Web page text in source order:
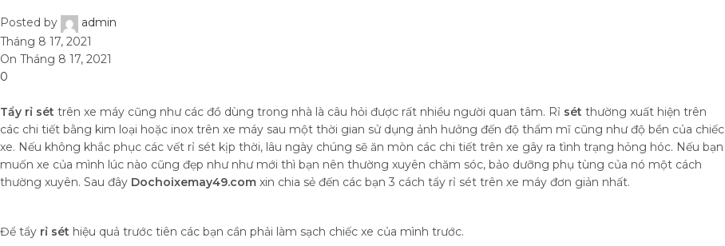
Posted by
admin
Tháng 8 17, 2021
On Tháng 8 17, 2021
0
Tẩy rỉ sét trên xe máy cũng như các đồ dùng trong nhà là câu hỏi được rất nhiều người quan tâm. Rỉ sét thường xuất hiện trên
các chi tiết bằng kim loại hoặc inox trên xe máy sau một thời gian sử dụng ảnh hưởng đến độ thẩm mĩ cũng như độ bền của chiếc
xe. Nếu không khắc phục các vết rỉ sét kịp thời, lâu ngày chúng sẽ ăn mòn các chi tiết trên xe gây ra tình trạng hỏng hóc. Nếu bạn
muốn xe của mình lúc nào cũng đẹp như như mới thì bạn nên thường xuyên chăm sóc, bảo dưỡng phụ tùng của nó một cách
thường xuyên. Sau đây Dochoixemay49.com xin chia sẻ đến các bạn 3 cách tẩy rỉ sét trên xe máy đơn giản nhất.
Để tẩy rỉ sét hiệu quả trước tiên các bạn cần phải làm sạch chiếc xe của mình trước.